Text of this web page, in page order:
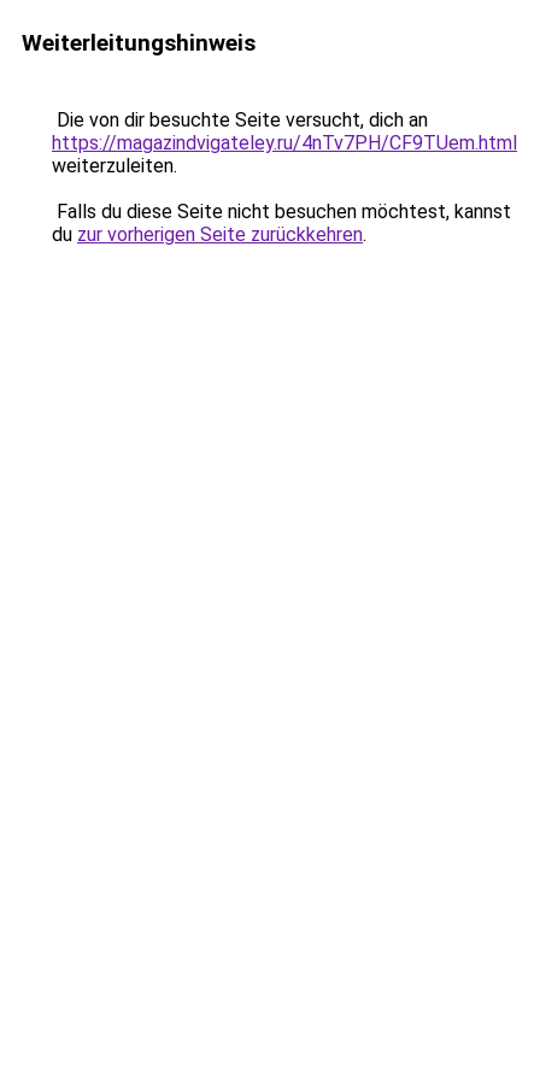
Weiterleitungshinweis
Die von dir besuchte Seite versucht, dich an
https://magazindvigateley.ru/4nTv7PH/CF9TUem.html
weiterzuleiten.
Falls du diese Seite nicht besuchen möchtest, kannst
du zur vorherigen Seite zurückkehren.